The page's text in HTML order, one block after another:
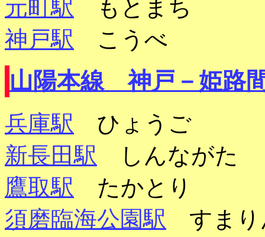
元町駅 もとまち
神戸駅 こうべ
山陽本線 神戸－姫路
兵庫駅 ひょうご
新長田駅 しんながた
鷹取駅 たかとり
須磨臨海公園駅 すま